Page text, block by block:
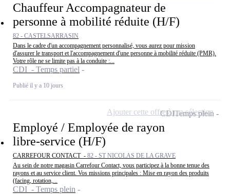
Chauffeur Accompagnateur de
personne à mobilité réduite (H/F)
82 - CASTELSARRASIN
Dans le cadre d'un accompagnement personnalisé, vous aurez pour mission
d'assurer le transport et l'accompagnement d'une personne à mobilité réduite (PMR).
Votre rôle ne se limite pas à la conduite :...
CDI - Temps partiel
Publié il y a 10 jours
Employé / Employée de rayon
libre-service (H/F)
CARREFOUR CONTACT - 82 - ST NICOLAS DE LA GRAVE
Au sein de notre magasin Carrefour Contact, vous participez à la bonne tenue des
rayons et au service client. Vos missions principales : Mise en rayon des produits
(facing, rotation,...
CDI - Temps plein
CDITemps plein
Ajouter cette offre à ma sélection